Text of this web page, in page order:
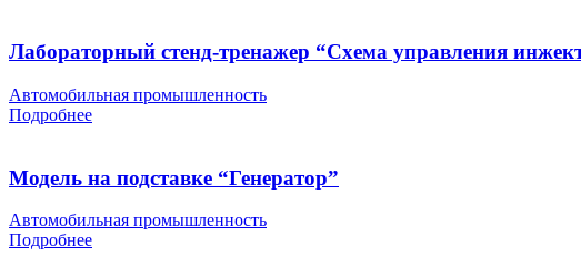
Лабораторный стенд-тренажер “Схема управления
Автомобильная промышленность
Подробнее
Модель на подставке “Генератор”
Автомобильная промышленность
Подробнее